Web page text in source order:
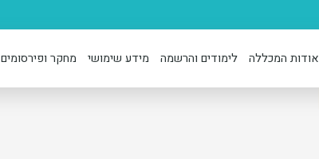
אודות המכללה לימודים והרשמה מידע שימושי מחקר ופירסומים